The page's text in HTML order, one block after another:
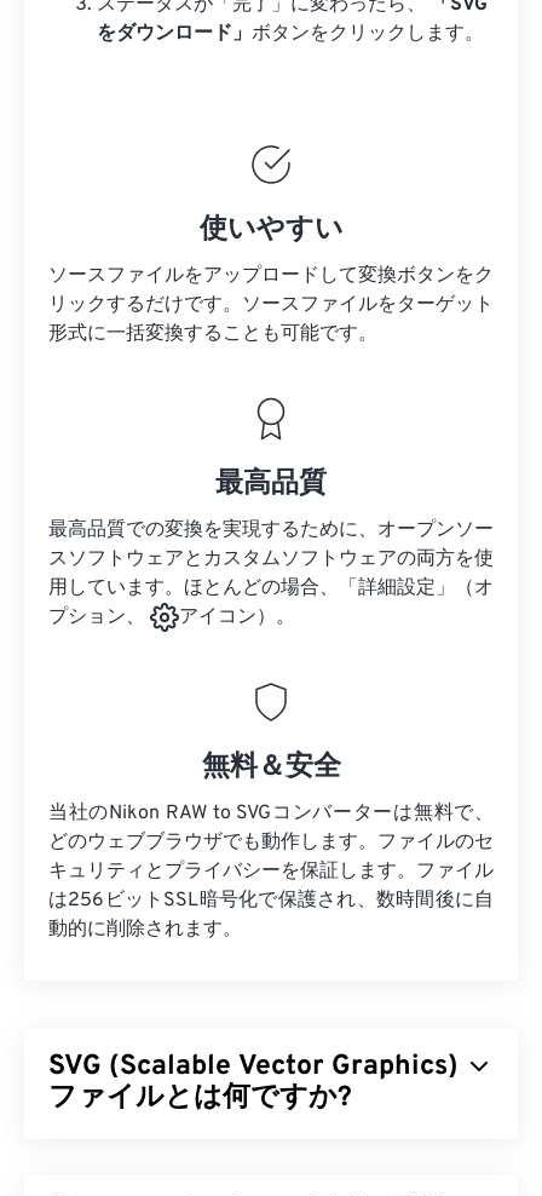
ステータスが「完了」に変わったら、
「SVG
をダウンロード」 ボタンをクリックします。
使いやすい
ソースファイルをアップロードして変換ボタンをク
リックするだけです。 ソースファイルをターゲット
形式に一括変換することも可能です。
最高品質
最高品質での変換を実現するために、オープンソー
スソフトウェアとカスタムソフトウェアの両方を使
用しています。ほとんどの場合、「詳細設定」（オ
プション、
アイコン）。
無料＆安全
当社のNikon RAW to SVGコンバーターは無料で、
どのウェブブラウザでも動作します。ファイルのセ
キュリティとプライバシーを保証します。ファイル
は256ビットSSL暗号化で保護され、数時間後に自
動的に削除されます。
SVG (Scalable Vector Graphics)
ファイルとは何ですか?